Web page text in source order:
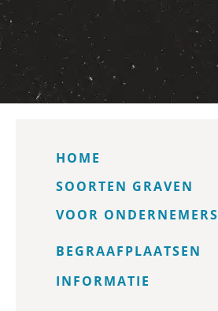
HOME
SOORTEN GRAVEN
VOOR ONDERNEMERS
BEGRAAFPLAATSEN
INFORMATIE